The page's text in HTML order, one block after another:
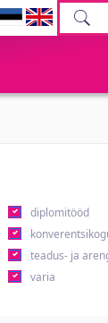
diplomitööd
teadus- ja
varia